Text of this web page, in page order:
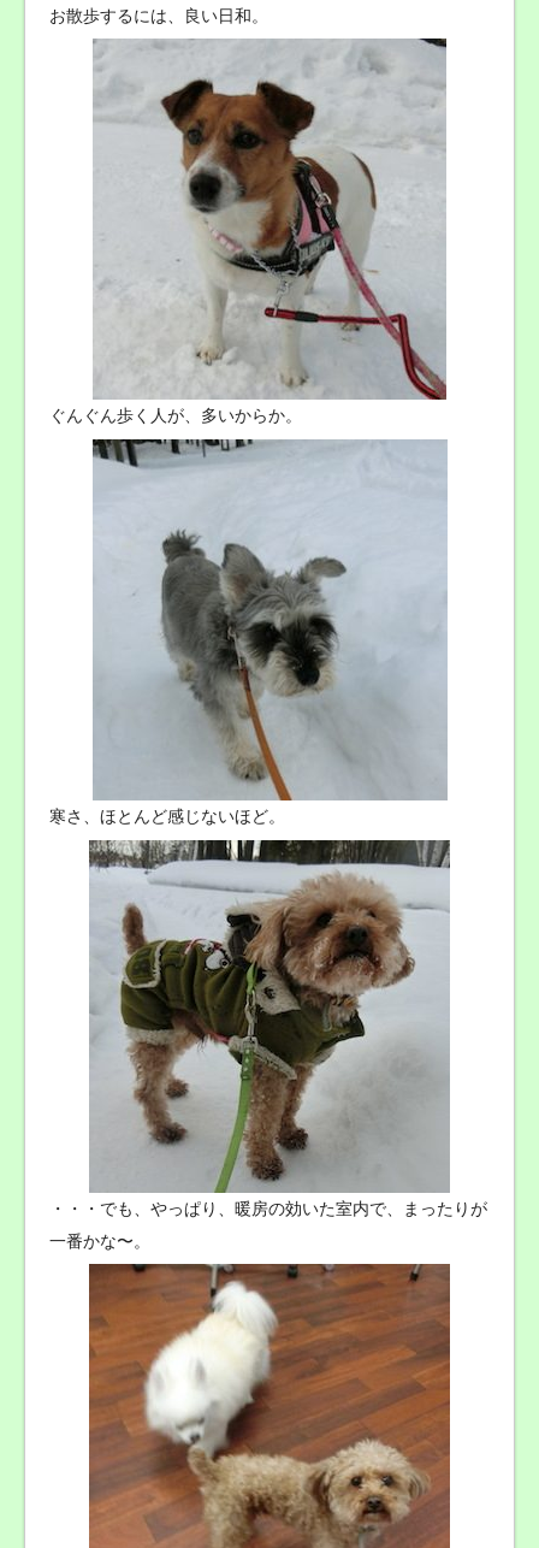
お散歩するには、良い日和。
ぐんぐん歩く人が、多いからか。
寒さ、ほとんど感じないほど。
・・・でも、やっぱり、暖房の効いた室内で、まったりが
一番かな〜。